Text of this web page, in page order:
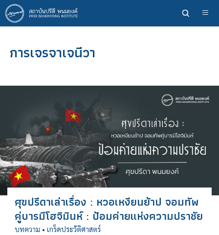
ข้าม
ไป
ยัง
หลักการเจรจาเจนีวา
ศุขปรีดาเล่าเรื่อง : หวอเหงียนย้าป จอมทัพ
คู่บารมีโฮจิมินห์ : ป้อมค่ายแห่งความปราชัย
บทความ • เกร็ดประวัติศาสตร์